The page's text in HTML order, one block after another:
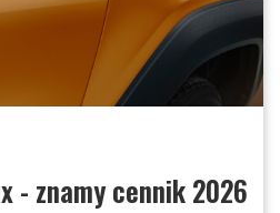
- znamy cennik 2026